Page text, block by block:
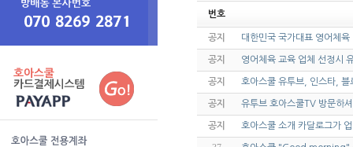
번호
공지 대한민국 국가대표 영어체
공지 영어체육 교육 업체 선정
공지 호아스쿨 유투브, 인스타,
공지 유투브 호아스쿨TV 방문하
공지 호아스쿨 소개 카달로그가